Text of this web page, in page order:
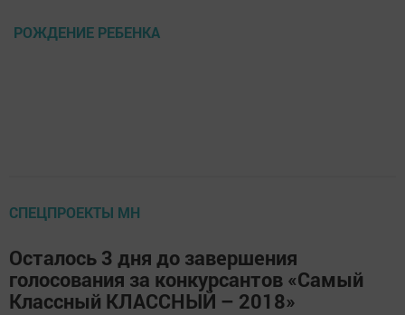
РОЖДЕНИЕ РЕБЕНКА
СПЕЦПРОЕКТЫ МН
Осталось 3 дня до завершения
голосования за конкурсантов «Самый
Классный КЛАССНЫЙ – 2018»